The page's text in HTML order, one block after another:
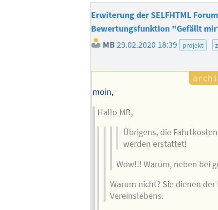
Erwiterung der SELFHTML Forum
Bewertungsfunktion "Gefällt
MB 29.02.2020 18:39 projekt
moin,
Hallo MB,
Übrigens, die
werden erstattet!
Wow!!! Warum, neben bei
Warum nicht? Sie dienen
Vereinslebens.